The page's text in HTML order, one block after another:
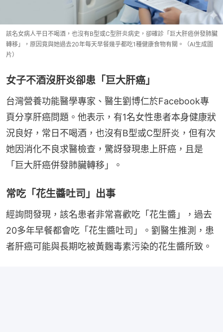
該名女病人平日不喝酒，也沒有B型或C型肝炎病史，卻確診「巨大肝癌併發肺臟
轉移」，原因竟與她過去20年每天早餐幾乎都吃1種健康食物有關。（AI生成圖
片）
女子不酒沒肝炎卻患「巨大肝癌」
台灣營養功能醫學專家、醫生劉博仁於Facebook專
頁分享肝癌問題。他表示，有1名女性患者本身健康狀
況良好，常日不喝酒，也沒有B型或C型肝炎，但有次
她因消化不良求醫檢查，驚訝發現患上肝癌，且是
「巨大肝癌併發肺臟轉移」。
常吃「花生醬吐司」出事
經詢問發現，該名患者非常喜歡吃「花生醬」，過去
20多年早餐都會吃「花生醬吐司」。劉醫生推測，患
者肝癌可能與長期吃被黃麴毒素污染的花生醬所致。